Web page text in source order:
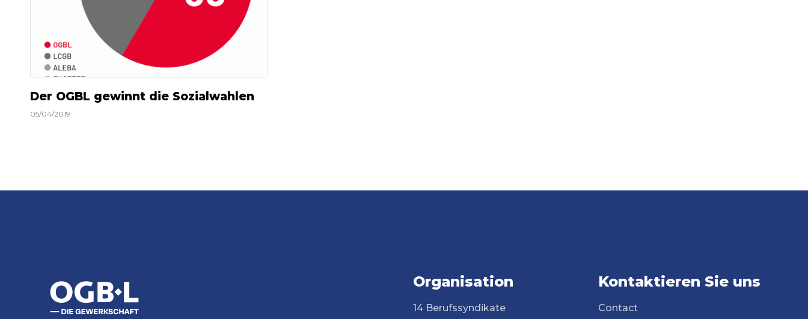
Der OGBL gewinnt die Sozialwahlen
05/04/2019
Organisation
14 Berufssyndikate
Kontaktieren Sie uns
Contact